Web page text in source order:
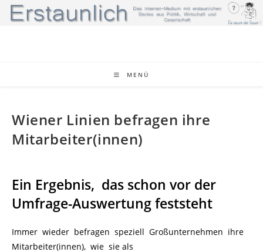
Zum
Inhalt
MENÜ
Wiener Linien befragen ihre
Mitarbeiter(innen)
Ein Ergebnis, das schon vor der
Umfrage-Auswertung feststeht
Immer wieder befragen speziell Großunternehmen ihre
Mitarbeiter(innen), wie sie als